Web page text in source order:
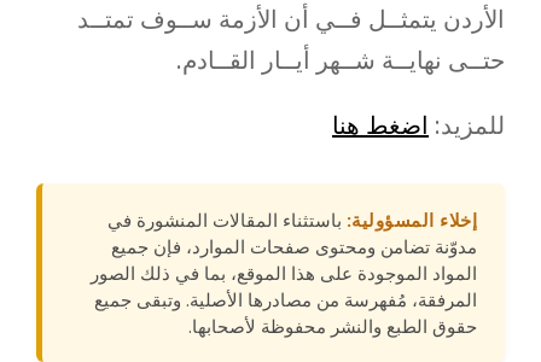
الأردن يتمثــل فــي أن الأزمة ســوف تمتــد
حتــى نهايــة شــهر أيــار القــادم.
للمزيد: اضغط هنا
إخلاء المسؤولية: باستثناء المقالات المنشورة في
مدوّنة تضامن ومحتوى صفحات الموارد، فإن جميع
المواد الموجودة على هذا الموقع، بما في ذلك الصور
المرفقة، مُفهرسة من مصادرها الأصلية. وتبقى جميع
حقوق الطبع والنشر محفوظة لأصحابها.